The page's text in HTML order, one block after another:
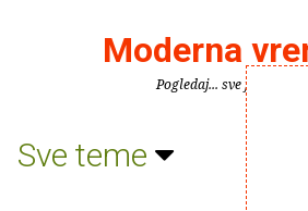
Moderna
Pogledaj... sve je puno
Sve teme